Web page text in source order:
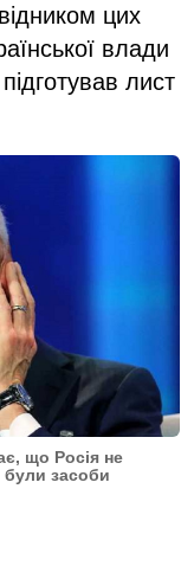
цих
влади
лист
що Росія не
були засоби